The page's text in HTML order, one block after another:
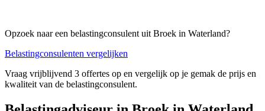
Opzoek naar een belastingconsulent uit Broek in Waterland?
Belastingconsulenten vergelijken
Vraag vrijblijvend 3 offertes op en vergelijk op je gemak de prijs en
kwaliteit van de belastingconsulent.